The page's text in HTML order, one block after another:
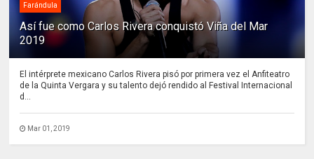
Farándula
Así fue como Carlos Rivera conquistó Viña del Mar
2019
El intérprete mexicano Carlos Rivera pisó por primera vez el Anfiteatro
de la Quinta Vergara y su talento dejó rendido al Festival Internacional
d...
Mar 01, 2019